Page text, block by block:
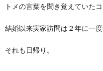
トメの言葉を聞き覚えていたコ
結婚以来実家訪問は２年に一度
それも日帰り。